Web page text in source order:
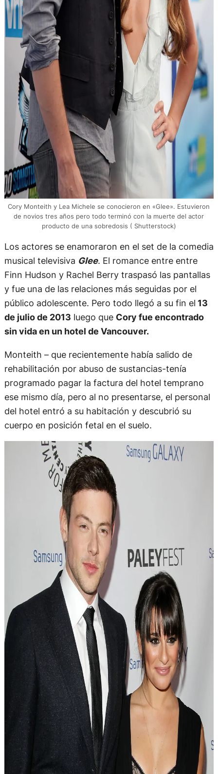
Cory Monteith y Lea Michele se conocieron en «Glee». Estuvieron
de novios tres años pero todo terminó con la muerte del actor
producto de una sobredosis ( Shutterstock)
Los actores se enamoraron en el set de la comedia
musical televisiva Glee. El romance entre entre
Finn Hudson y Rachel Berry traspasó las pantallas
y fue una de las relaciones más seguidas por el
público adolescente. Pero todo llegó a su fin el 13
de julio de 2013 luego que Cory fue encontrado
sin vida en un hotel de Vancouver.
Monteith – que recientemente había salido de
rehabilitación por abuso de sustancias-tenía
programado pagar la factura del hotel temprano
ese mismo día, pero al no presentarse, el personal
del hotel entró a su habitación y descubrió su
cuerpo en posición fetal en el suelo.